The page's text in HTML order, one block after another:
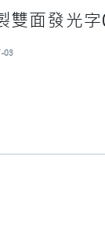
雙面發光
03